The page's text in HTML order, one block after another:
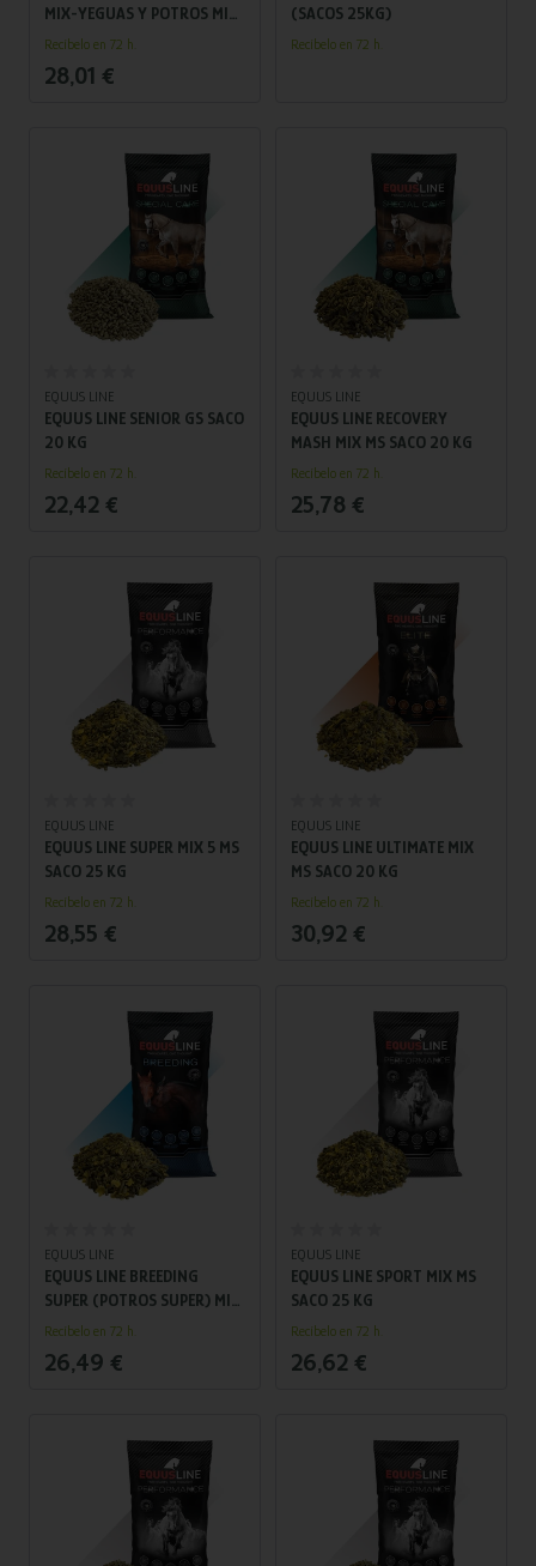
MIX-YEGUAS Y POTROS MIX
MS SACOS 20 KG
Recíbelo en 72 h.
28,01 €
(SACOS 25KG)
Recíbelo en 72 h.
EQUUS LINE
EQUUS LINE SENIOR GS SACO
20 KG
Recíbelo en 72 h.
22,42 €
EQUUS LINE
EQUUS LINE RECOVERY
MASH MIX MS SACO 20 KG
Recíbelo en 72 h.
25,78 €
EQUUS LINE
EQUUS LINE SUPER MIX 5 MS
SACO 25 KG
Recíbelo en 72 h.
28,55 €
EQUUS LINE
EQUUS LINE ULTIMATE MIX
MS SACO 20 KG
Recíbelo en 72 h.
30,92 €
EQUUS LINE
EQUUS LINE BREEDING
SUPER (POTROS SUPER) MIX
SACO 20 KG
Recíbelo en 72 h.
26,49 €
EQUUS LINE
EQUUS LINE SPORT MIX MS
SACO 25 KG
Recíbelo en 72 h.
26,62 €